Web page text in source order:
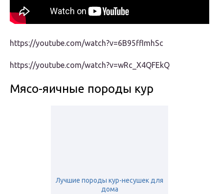
https://youtube.com/watch?v=6B95ffImhSc
https://youtube.com/watch?v=wRc_X4QFEkQ
Мясо-яичные породы кур
Лучшие породы кур-несушек для
дома